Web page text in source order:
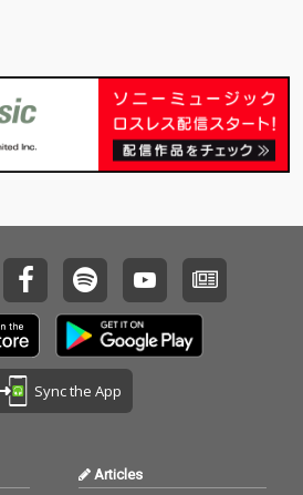
Sync the App
Articles